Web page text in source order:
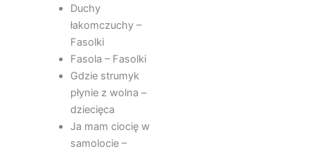
Duchy
łakomczuchy –
Fasolki
Fasola – Fasolki
Gdzie strumyk
płynie z wolna –
dziecięca
Ja mam ciocię w
samolocie –